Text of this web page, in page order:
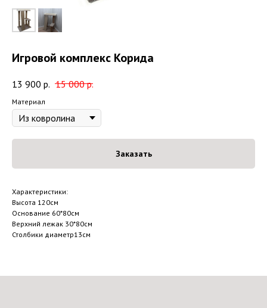
Игровой комплекс Корида
13 900 р. 15 000 р.
Материал
Заказать
Характеристики:
Высота 120см
Основание 60*80см
Верхний лежак 30*80см
Столбики диаметр13см